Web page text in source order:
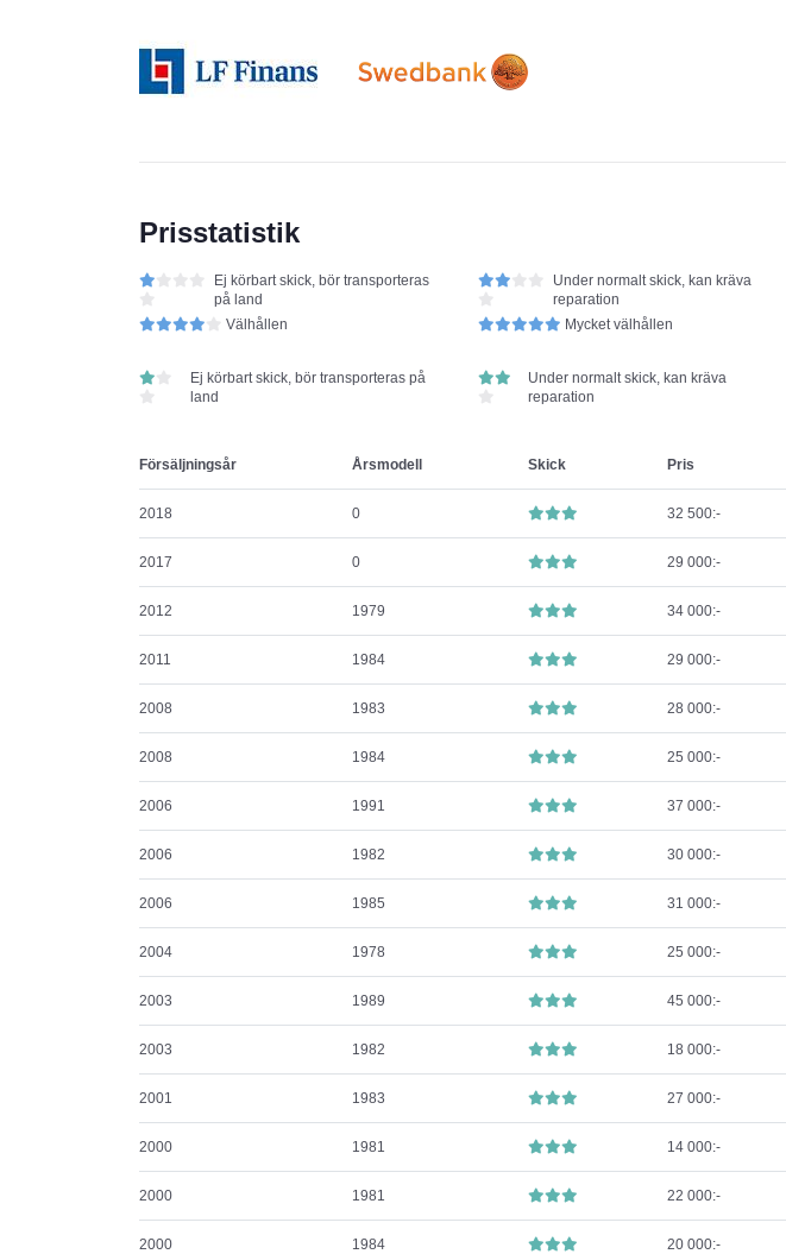
Prisstatistik
Ej körbart skick, bör transporteras
på land
Under normalt skick, kan kräva
reparation
Välhållen Mycket välhållen
Ej körbart skick, bör transporteras på
land
Under normalt skick, kan kräva
reparation
Försäljningsår Årsmodell Skick Pris
2018 0 32 500:-
2017 0 29 000:-
2012 1979 34 000:-
2011 1984 29 000:-
2008 1983 28 000:-
2008 1984 25 000:-
2006 1991 37 000:-
2006 1982 30 000:-
2006 1985 31 000:-
2004 1978 25 000:-
2003 1989 45 000:-
2003 1982 18 000:-
2001 1983 27 000:-
2000 1981 14 000:-
2000 1981 22 000:-
2000 1984 20 000:-